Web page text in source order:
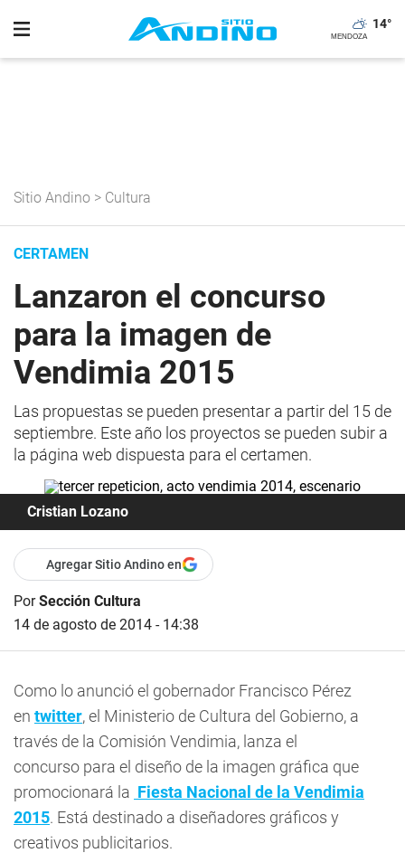
14°
Sitio Andino > Cultura
CERTAMEN
Lanzaron el concurso
para la imagen de
Vendimia 2015
Las propuestas se pueden presentar a partir del 15 de
septiembre. Este año los proyectos se pueden subir a
la página web dispuesta para el certamen.
Cristian Lozano
Agregar Sitio Andino en
PorSección Cultura
14 de agosto de 2014 - 14:38
Como lo anunció el gobernador Francisco Pérez
en twitter, el Ministerio de Cultura del Gobierno, a
través de la Comisión Vendimia, lanza el
concurso para el diseño de la imagen gráfica que
promocionará la Fiesta Nacional de la Vendimia
2015. Está destinado a diseñadores gráficos y
creativos publicitarios.